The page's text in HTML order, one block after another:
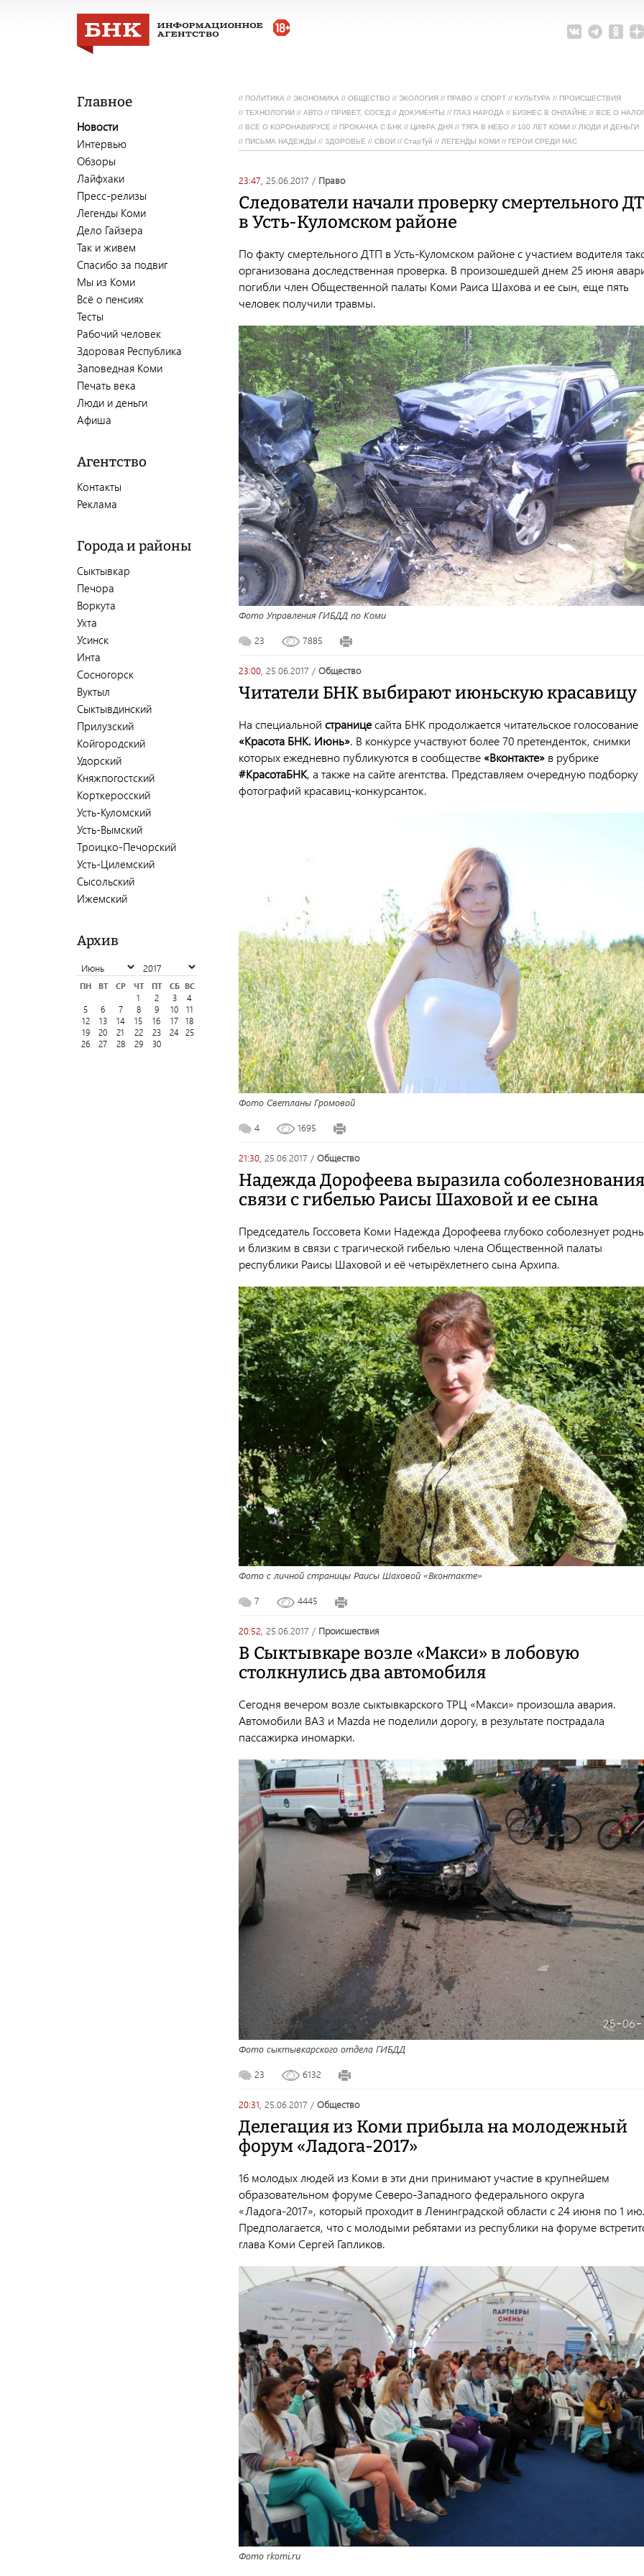
Главное
Новости
Интервью
Обзоры
Лайфхаки
Пресс-релизы
Легенды Коми
Дело Гайзера
Так и живем
Спасибо за подвиг
Мы из Коми
Всё о пенсиях
Тесты
Рабочий человек
Здоровая Республика
Заповедная Коми
Печать века
Люди и деньги
Афиша
Агентство
Контакты
Реклама
Города и районы
Сыктывкар
Печора
Воркута
Ухта
Усинск
Инта
Сосногорск
Вуктыл
Сыктывдинский
Прилузский
Койгородский
Удорский
Княжпогостский
Корткеросский
Усть-Куломский
Усть-Вымский
Троицко-Печорский
Усть-Цилемский
Сысольский
Ижемский
Архив
ПН ВТ СР ЧТ ПТ СБ ВС
1
2 3
4
5
6 7 8 9 10
11
12
13 14 15 16 17
18
19
20 21 22 23 24 25
26
27 28 29 30
// ПОЛИТИКА // ЭКОНОМИКА // ОБЩЕСТВО // ЭКОЛОГИЯ // ПРАВО // СПОРТ // КУЛЬТУРА // ПРОИСШЕСТВИЯ
// ТЕХНОЛОГИИ // АВТО // ПРИВЕТ, СОСЕД // ДОКУМЕНТЫ // ГЛАЗ НАРОДА // БИЗНЕС В ОНЛАЙНЕ // ВСЕ О
// ВСЕ О КОРОНАВИРУСЕ // ПРОКАЧКА С БНК // ЦИФРА ДНЯ // ТЯГА В НЕБО // 100 ЛЕТ КОМИ // ЛЮДИ И ДЕНЬГИ
// ПИСЬМА НАДЕЖДЫ // ЗДОРОВЬЕ // СВОИ // СтарТуй // ЛЕГЕНДЫ КОМИ // ГЕРОИ СРЕДИ НАС
23:47, 25.06.2017 / право
Следователи начали проверку смертельного
в Усть-Куломском районе
По факту смертельного ДТП в Усть-Куломском районе с участием водителя
организована доследственная проверка. В произошедшей днем 25 июня
погибли член Общественной палаты Коми Раиса Шахова и ее сын, еще пять
человек получили травмы.
Фото Управления ГИБДД по Коми
23 7885
23:00, 25.06.2017 / общество
Читатели БНК выбирают июньскую красавицу
На специальной страницесайта БНК продолжается читательское голосование
«Красота БНК. Июнь». В конкурсе участвуют более 70 претенденток, снимки
которых ежедневно публикуются в сообществе «Вконтакте»в рубрике
#КрасотаБНК, а также на сайте агентства. Представляем очередную подборку
фотографий красавиц-конкурсанток.
Фото Светланы Громовой
4 1695
21:30, 25.06.2017 / общество
Надежда Дорофеева выразила
связи с гибелью Раисы Шаховой и ее сына
Председатель Госсовета Коми Надежда Дорофеева глубоко соболезнует
и близким в связи с трагической гибелью члена Общественной палаты
республики Раисы Шаховой и её четырёхлетнего сына Архипа.
Фото с личной страницы Раисы Шаховой «Вконтакте»
7 4445
20:52, 25.06.2017 / происшествия
В Сыктывкаре возле «Макси» в лобовую
столкнулись два автомобиля
Сегодня вечером возле сыктывкарского ТРЦ «Макси» произошла авария.
Автомобили ВАЗ и Mazda не поделили дорогу, в результате пострадала
пассажирка иномарки.
Фото сыктывкарского отдела ГИБДД
23 6132
20:31, 25.06.2017 / общество
Делегация из Коми прибыла на молодежный
форум «Ладога-2017»
16 молодых людей из Коми в эти дни принимают участие в крупнейшем
образовательном форуме Северо-Западного федерального округа
«Ладога-2017», который проходит в Ленинградской области с 24 июня по 1
Предполагается, что с молодыми ребятами из республики на форуме
глава Коми Сергей Гапликов.
Фото rkomi.ru